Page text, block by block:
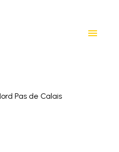
menu
Pas de Calais